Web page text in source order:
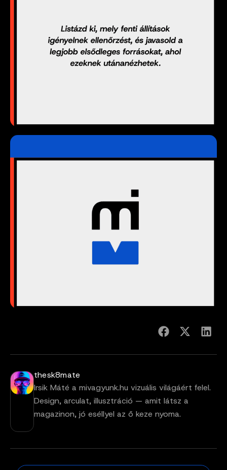
thesk8mate
Irsik Máté a mivagyunk.hu vizuális világáért felel.
Design, arculat, illusztráció — amit látsz a
magazinon, jó eséllyel az ő keze nyoma.